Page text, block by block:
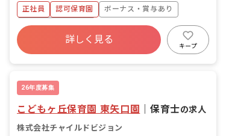
を共に作っていきましょう! ■園児年齢
層：0～5歳児
正社員 認可保育園
ボーナス・賞与あり
年間休日120日以上
寮・住宅・家賃補助あり
社会保険完備
詳しく見る
キープ
26年度募集
こどもヶ丘保育園 東矢口園 保育士の求人
株式会社チャイルドビジョン